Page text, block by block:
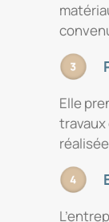
Elle
travaux